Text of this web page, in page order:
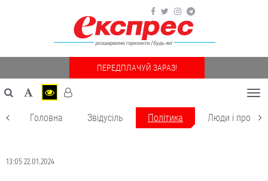
ПЕРЕДПЛАЧУЙ ЗАРАЗ!
Головна Звідусіль Політика Люди і
13:05 22.01.2024